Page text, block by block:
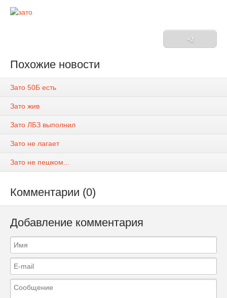
+2
Похожие новости
Зато 50Б есть
Зато жив
Зато ЛБЗ выполнил
Зато не лагает
Зато не пешком...
Комментарии (0)
Добавление комментария